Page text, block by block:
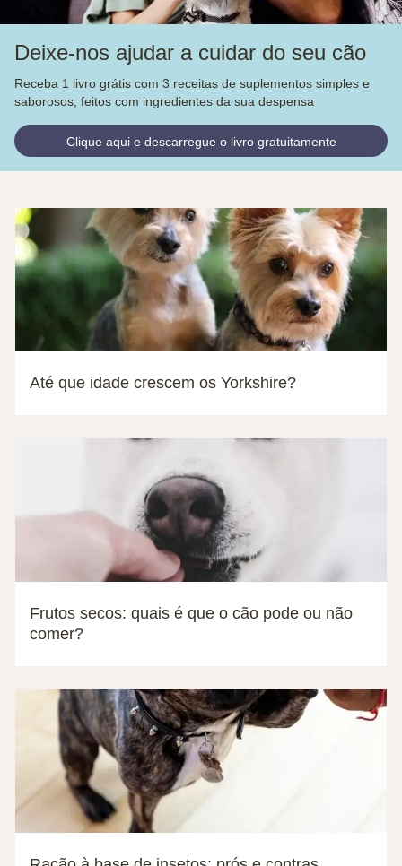
Deixe-nos ajudar a cuidar do seu cão
Receba 1 livro grátis com 3 receitas de suplementos simples e
saborosos, feitos com ingredientes da sua despensa
Clique aqui e descarregue o livro gratuitamente
Até que idade crescem os Yorkshire?
Frutos secos: quais é que o cão pode ou não
comer?